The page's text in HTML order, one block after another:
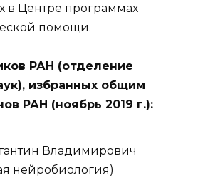
в Центре программах
помощи.
РАН (отделение
избранных общим
РАН (ноябрь 2019 г.):
Владимирович
нейробиология)